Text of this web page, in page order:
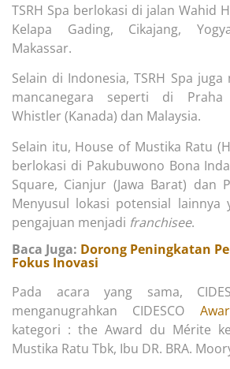
TSRH Spa berlokasi di jalan Wahid
Kelapa Gading, Cikajang,
Makassar.
Selain di Indonesia, TSRH Spa
mancanegara seperti di Praha
Whistler (Kanada) dan Malaysia.
Selain itu, House of Mustika Ratu
berlokasi di Pakubuwono Bona
Square, Cianjur (Jawa Barat) dan
Menyusul lokasi potensial lainnya
pengajuan menjadi franchisee.
Baca Juga: Dorong Peningkatan
Fokus Inovasi
Pada acara yang sama,
menganugrahkan CIDESCO
kategori : the Award du Mérite
Mustika Ratu Tbk, Ibu DR. BRA.